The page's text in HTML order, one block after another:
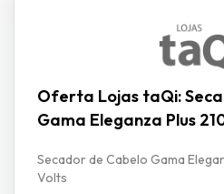
Oferta Lojas taQi:
Gama Eleganza Plus
Secador de Cabelo Gama
Volts